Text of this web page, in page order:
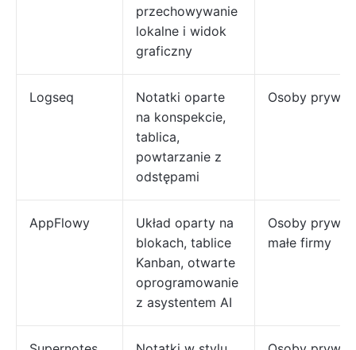
przechowywanie
lokalne i widok
graficzny
Logseq
Notatki oparte
na konspekcie,
tablica,
powtarzanie z
odstępami
Osoby
AppFlowy
Układ oparty na
blokach, tablice
Kanban, otwarte
oprogramowanie
z asystentem AI
Osoby
małe firmy